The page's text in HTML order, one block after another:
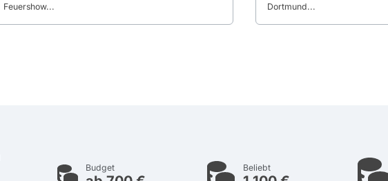
Feuershow...
Dortmund...
Budget Beliebt